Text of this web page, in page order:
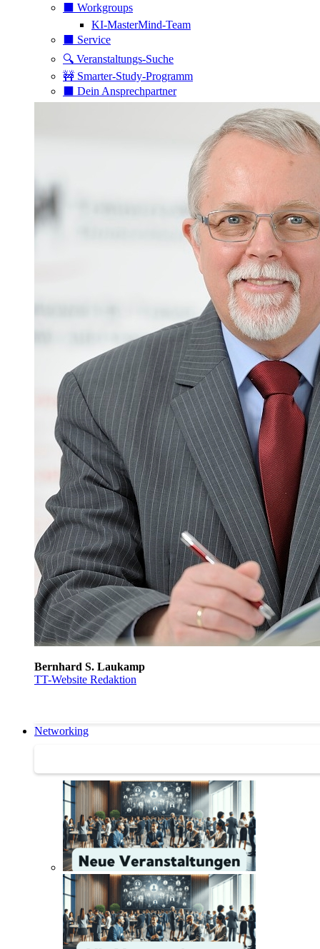
⬛️ Workgroups
KI-MasterMind-Team
⬛️ Service
🔍 Veranstaltungs-Suche
🚧 Smarter-Study-Programm
⬛️ Dein Ansprechpartner
Bernhard S. Laukamp
TT-Website Redaktion
Networking